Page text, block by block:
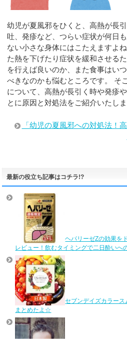
幼児が夏風邪をひくと、高熱が長
吐、発疹など、つらい症状が何日
ない小さな身体にはこたえますよ
た熱を下げたり症状を緩和させる
を行えば良いのか、また食事はい
べきなのかも悩むところです。 そ
について、高熱が長引く時や発疹
とに原因と対処法をご紹介いたしま
「幼児の夏風邪への対処法！
最新の役立ち記事はコチラ!?
ヘパリーゼZの効果を
レビュー！飲むタイミングで二日酔いへ
セブンデイズカラー
まとめたよ☆